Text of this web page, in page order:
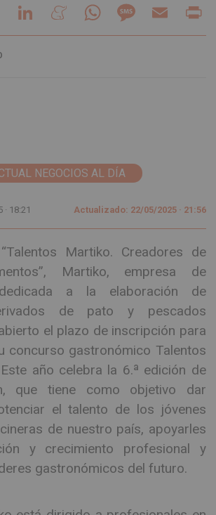
LinkedIn MeneameWhatsAppMessageEmail
NEGOCIOS AL DÍA
18:21 Actualizado: 22/05/2025 · 21:56
Martiko. Creadores de
Martiko, empresa de
dedicada a la elaboración de
de pato y pescados
el plazo de inscripción para
concurso gastronómico Talentos
año celebra la 6.ª edición de
que tiene como objetivo dar
el talento de los jóvenes
de nuestro país, apoyarles
y crecimiento profesional y
gastronómicos del futuro.